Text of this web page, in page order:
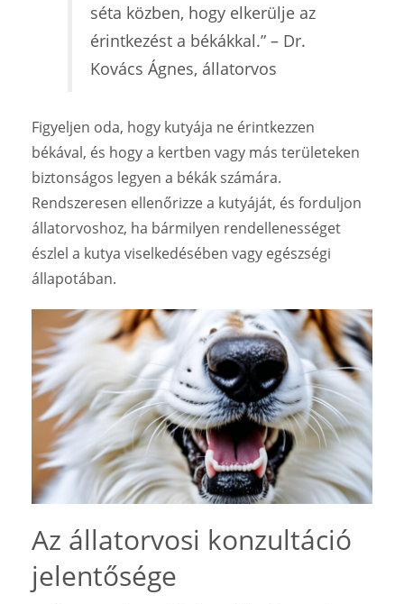
séta közben, hogy elkerülje az
érintkezést a békákkal.” – Dr.
Kovács Ágnes, állatorvos
Figyeljen oda, hogy kutyája ne érintkezzen
békával, és hogy a kertben vagy más területeken
biztonságos legyen a békák számára.
Rendszeresen ellenőrizze a kutyáját, és forduljon
állatorvoshoz, ha bármilyen rendellenességet
észlel a kutya viselkedésében vagy egészségi
állapotában.
Az állatorvosi konzultáció
jelentősége